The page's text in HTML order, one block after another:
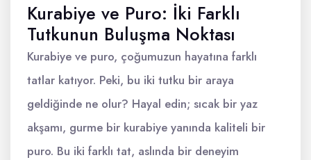
Kurabiye ve Puro: İki Farklı
Tutkunun Buluşma Noktası
Kurabiye ve puro, çoğumuzun hayatına farklı
tatlar katıyor. Peki, bu iki tutku bir araya
geldiğinde ne olur? Hayal edin; sıcak bir yaz
akşamı, gurme bir kurabiye yanında kaliteli bir
puro. Bu iki farklı tat, aslında bir deneyim